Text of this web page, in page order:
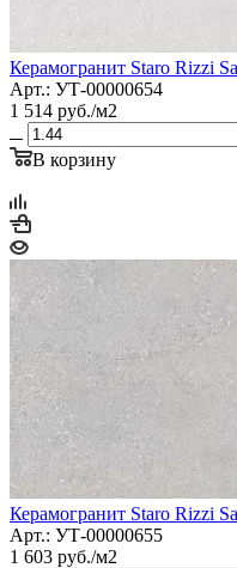
Керамогранит Staro Rizzi
Арт.: УТ-00000654
1 514 руб./м2
В корзину
Керамогранит Staro Rizzi
Арт.: УТ-00000655
1 603 руб./м2